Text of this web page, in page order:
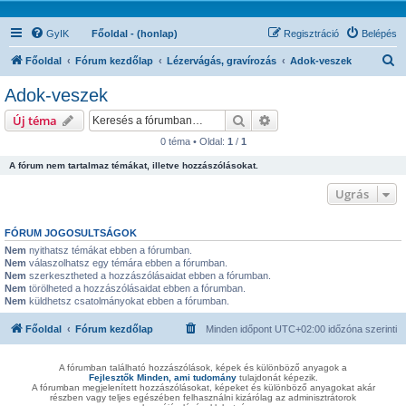
GyIK Főoldal - (honlap) Belépés
Regisztráció
Főoldal Fórum kezdőlap Lézervágás, gravírozás Adok-veszek
Adok-veszek
Új téma Keresés
0 téma • Oldal: 1 / 1
A fórum nem tartalmaz témákat, illetve hozzászólásokat.
Ugrás
FÓRUM JOGOSULTSÁGOK
Nem nyithatsz témákat ebben a fórumban.
Nem válaszolhatsz egy témára ebben a fórumban.
Nem szerkesztheted a hozzászólásaidat ebben a fórumban.
Nem törölheted a hozzászólásaidat ebben a fórumban.
Nem küldhetsz csatolmányokat ebben a fórumban.
Főoldal Fórum kezdőlap Minden időpont UTC+02:00 időzóna szerinti
A fórumban található hozzászólások, képek és különböző anyagok a
Fejlesztők Minden, ami tudománytulajdonát képezik.
A fórumban megjelenített hozzászólásokat, képeket és különböző anyagokat akár
részben vagy teljes egészében felhasználni kizárólag az adminisztrátorok